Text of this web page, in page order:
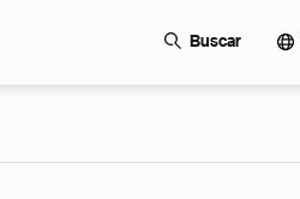
Buscar